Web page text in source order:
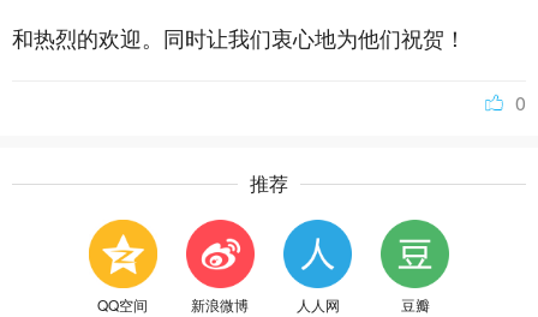
和热烈的欢迎。同时让我们衷心地为他们祝贺！
0
推荐
QQ空间 新浪微博 人人网 豆瓣